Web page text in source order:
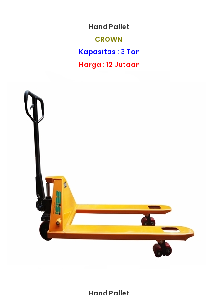
Hand Pallet
CROWN
Kapasitas : 3 Ton
Harga : 12 Jutaan
Hand Pallet